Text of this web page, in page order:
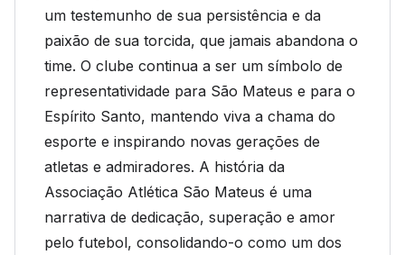
um testemunho de sua persistência e da
paixão de sua torcida, que jamais abandona o
time. O clube continua a ser um símbolo de
representatividade para São Mateus e para o
Espírito Santo, mantendo viva a chama do
esporte e inspirando novas gerações de
atletas e admiradores. A história da
Associação Atlética São Mateus é uma
narrativa de dedicação, superação e amor
pelo futebol, consolidando-o como um dos